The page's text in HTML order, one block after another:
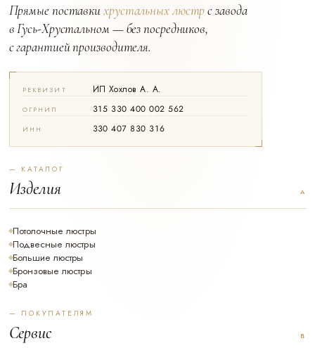
Прямые поставкихрустальных люстрс завода
в Гусь-Хрустальном — без посредников,
с гарантией производителя.
РЕКВИЗИТ ИП Хохлов А. А.
ОГРНИП 315 330 400 002 562
ИНН 330 407 830 316
— КАТАЛОГ
Изделия
Потолочные люстры
Подвесные люстры
Большие люстры
Бронзовые люстры
Бра
— ПОКУПАТЕЛЯМ
Сервис